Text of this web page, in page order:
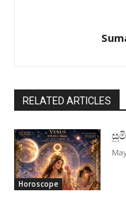
RELATED ARTICLES
Horoscope